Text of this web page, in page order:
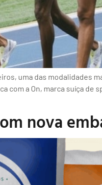
uma das modalidades
a On, marca suíça de
nova